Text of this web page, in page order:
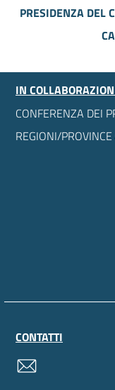
PRESIDENZA DEL
IN
CONFERENZA DEI
REGIONI/
CONTATTI